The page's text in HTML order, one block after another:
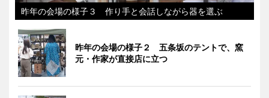
昨年の会場の様子３ 作り手と会話しながら器を選ぶ
昨年の会場の様子２ 五条坂のテントで、窯
元・作家が直接店に立つ